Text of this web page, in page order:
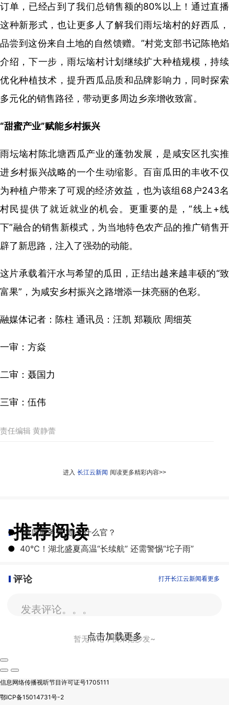
订单，已经占到了我们总销售额的80%以上！通过直播
这种新形式，也让更多人了解我们雨坛垴村的好西瓜，
品尝到这份来自土地的自然馈赠。”村党支部书记陈艳焰
介绍，下一步，雨坛垴村计划继续扩大种植规模，持续
优化种植技术，提升西瓜品质和品牌影响力，同时探索
多元化的销售路径，带动更多周边乡亲增收致富。
“甜蜜产业”赋能乡村振兴
雨坛垴村陈北塘西瓜产业的蓬勃发展，是咸安区扎实推
进乡村振兴战略的一个生动缩影。百亩瓜田的丰收不仅
为种植户带来了可观的经济效益，也为该组68户243名
村民提供了就近就业的机会。更重要的是，“线上+线
下”融合的销售新模式，为当地特色农产品的推广销售开
辟了新思路，注入了强劲的动能。
这片承载着汗水与希望的瓜田，正结出越来越丰硕的“致
富果”，为咸安乡村振兴之路增添一抹亮丽的色彩。
融媒体记者：陈柱 通讯员：汪凯 郑颖欣 周细英
一审：方焱
二审：聂国力
三审：伍伟
责任编辑 黄静蕾
进入 长江云新闻 阅读更多精彩内容>>
推荐阅读
● “首席服务员”是个什么官？
● 40℃！湖北盛夏高温“长续航” 还需警惕“坨子雨”
评论 打开长江云新闻看更多
发表评论。。。
暂无评论，快来抢沙发~
点击加载更多
信息网络传播视听节目许可证号1705111
鄂ICP备15014731号-2